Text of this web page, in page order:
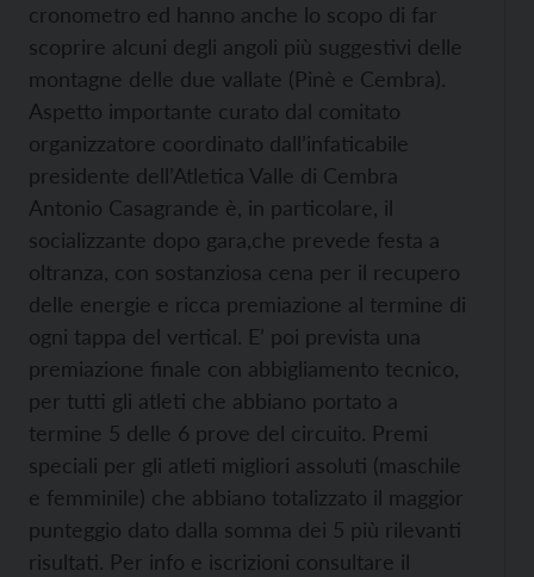
cronometro ed hanno anche lo scopo di far
scoprire alcuni degli angoli più suggestivi delle
montagne delle due vallate (Pinè e Cembra).
Aspetto importante curato dal comitato
organizzatore coordinato dall’infaticabile
presidente dell’Atletica Valle di Cembra
Antonio Casagrande è, in particolare, il
socializzante dopo gara,che prevede festa a
oltranza, con sostanziosa cena per il recupero
delle energie e ricca premiazione al termine di
ogni tappa del vertical. E’ poi prevista una
premiazione finale con abbigliamento tecnico,
per tutti gli atleti che abbiano portato a
termine 5 delle 6 prove del circuito. Premi
speciali per gli atleti migliori assoluti (maschile
e femminile) che abbiano totalizzato il maggior
punteggio dato dalla somma dei 5 più rilevanti
risultati. Per info e iscrizioni consultare il